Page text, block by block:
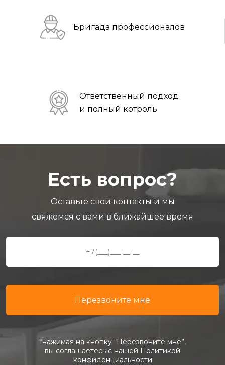
Бригада профессионалов
Ответственный подход
и полный котроль
Есть вопрос?
Оставьте свои контакты и мы
свяжемся с вами в ближайшее время
*нажимая на кнопку “Перезвоните мне”,
вы соглашаетесь с нашей Политикой
конфиденциальности